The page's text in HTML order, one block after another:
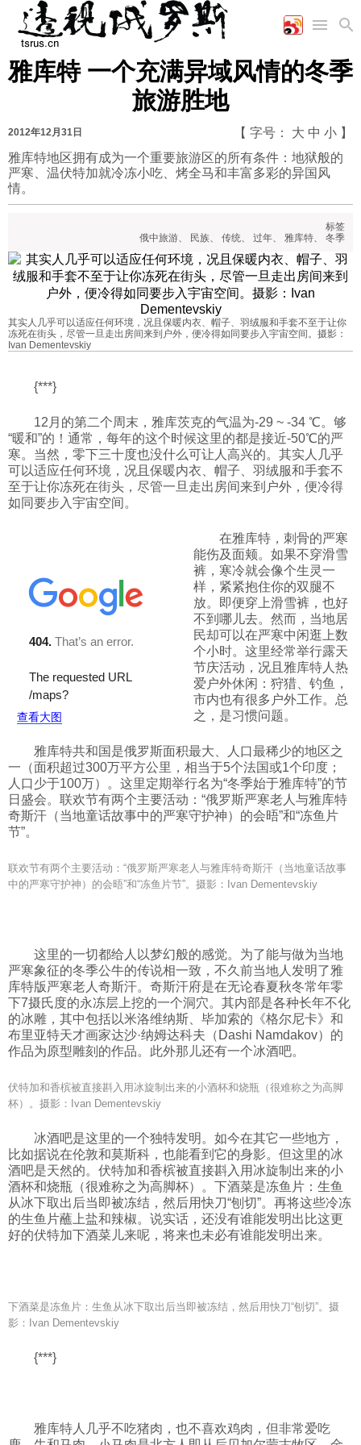
首页
国际
时政
陆军
军事合作
评论
经济
工业
能源
农业
科技
社会
文化
美食
娱乐
体育
旅游
视听
漫画
视频
图表
雅库特 一个充满异域风情的冬季
旅游胜地
2012年12月31日 【 字号： 大 中 小 】
雅库特地区拥有成为一个重要旅游区的所有条件：地狱般的
严寒、温伏特加就冷冻小吃、烤全马和丰富多彩的异国风
情。
标签
俄中旅游、 民族、 传统、 过年、 雅库特、 冬季
其实人几乎可以适应任何环境，况且保暖内衣、帽子、羽绒服和手套不至于让你
冻死在街头，尽管一旦走出房间来到户外，便冷得如同要步入宇宙空间。摄影：
Ivan Dementevskiy
{***}
12月的第二个周末，雅库茨克的气温为-29 ~ -34 ℃。够
“暖和”的！通常，每年的这个时候这里的都是接近-50℃的严
寒。当然，零下三十度也没什么可让人高兴的。其实人几乎
可以适应任何环境，况且保暖内衣、帽子、羽绒服和手套不
至于让你冻死在街头，尽管一旦走出房间来到户外，便冷得
如同要步入宇宙空间。
查看大图
在雅库特，刺骨的严寒
能伤及面颊。如果不穿滑雪
裤，寒冷就会像个生灵一
样，紧紧抱住你的双腿不
放。即便穿上滑雪裤，也好
不到哪儿去。然而，当地居
民却可以在严寒中闲逛上数
个小时。这里经常举行露天
节庆活动，况且雅库特人热
爱户外休闲：狩猎、钓鱼，
市内也有很多户外工作。总
之，是习惯问题。
雅库特共和国是俄罗斯面积最大、人口最稀少的地区之
一（面积超过300万平方公里，相当于5个法国或1个印度；
人口少于100万）。这里定期举行名为“冬季始于雅库特”的节
日盛会。联欢节有两个主要活动：“俄罗斯严寒老人与雅库特
奇斯汗（当地童话故事中的严寒守护神）的会晤”和“冻鱼片
节”。
联欢节有两个主要活动：“俄罗斯严寒老人与雅库特奇斯汗（当地童话故事
中的严寒守护神）的会晤”和“冻鱼片节”。摄影：Ivan Dementevskiy
这里的一切都给人以梦幻般的感觉。为了能与做为当地
严寒象征的冬季公牛的传说相一致，不久前当地人发明了雅
库特版严寒老人奇斯汗。奇斯汗府是在无论春夏秋冬常年零
下7摄氏度的永冻层上挖的一个洞穴。其内部是各种长年不化
的冰雕，其中包括以米洛维纳斯、毕加索的《格尔尼卡》和
布里亚特天才画家达沙·纳姆达科夫（Dashi Namdakov）的
作品为原型雕刻的作品。此外那儿还有一个冰酒吧。
伏特加和香槟被直接斟入用冰旋制出来的小酒杯和烧瓶（很难称之为高脚
杯）。摄影：Ivan Dementevskiy
冰酒吧是这里的一个独特发明。如今在其它一些地方，
比如据说在伦敦和莫斯科，也能看到它的身影。但这里的冰
酒吧是天然的。伏特加和香槟被直接斟入用冰旋制出来的小
酒杯和烧瓶（很难称之为高脚杯）。下酒菜是冻鱼片：生鱼
从冰下取出后当即被冻结，然后用快刀“刨切”。再将这些冷冻
的生鱼片蘸上盐和辣椒。说实话，还没有谁能发明出比这更
好的伏特加下酒菜儿来呢，将来也未必有谁能发明出来。
下酒菜是冻鱼片：生鱼从冰下取出后当即被冻结，然后用快刀“刨切”。摄
影：Ivan Dementevskiy
{***}
雅库特人几乎不吃猪肉，也不喜欢鸡肉，但非常爱吃